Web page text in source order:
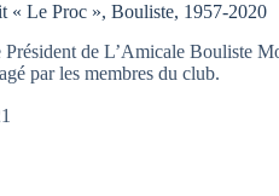
« Le Proc », Bouliste, 1957-2020
de L’Amicale Bouliste
par les membres du club.